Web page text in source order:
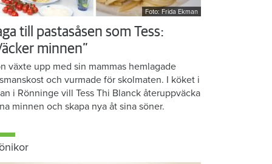
Foto: Frida Ekman
till pastasåsen som Tess:
minnen”
växte upp med sin mammas hemlagade
och vurmade för skolmaten. I köket i
i Rönninge vill Tess Thi Blanck återuppväcka
minnen och skapa nya åt sina söner.